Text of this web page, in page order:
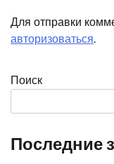
Для отправки
авторизоваться.
Поиск
Последние